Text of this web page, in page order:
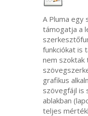
A Pluma egy
támogatja a
funkciókat is
nem szoktak
grafikus
szövegfájl is
ablakban
teljes